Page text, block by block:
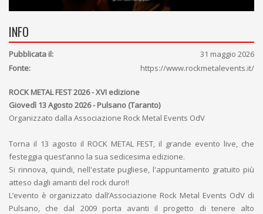
INFO
Pubblicata il:
31 maggio 2026
Fonte:
https://www.rockmetalevents.it/
ROCK METAL FEST 2026 - XVI edizione
Giovedì 13 Agosto 2026 - Pulsano (Taranto)
Organizzato dalla Associazione Rock Metal Events OdV
Torna il 13 agosto il ROCK METAL FEST, il grande evento live, che
festeggia quest’anno la sua sedicesima edizione.
Si rinnova, quindi, nell'estate pugliese, l'appuntamento gratuito più
atteso dagli amanti del rock duro!!
L’evento è organizzato dall’Associazione Rock Metal Events OdV di
Pulsano, che dal 2009 porta avanti il progetto di tenere alto